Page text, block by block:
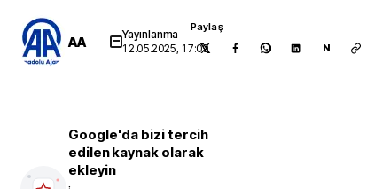
AA
Yayınlanma
12.05.2025, 17:09
Paylaş
N
Google'da bizi tercih
edilen kaynak olarak
ekleyin